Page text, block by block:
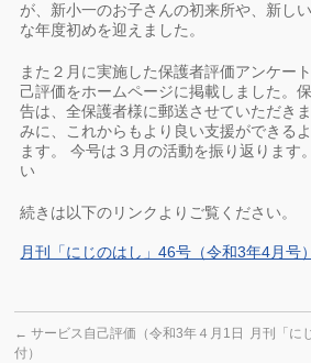
が、新小一のお子さんの初来所や、新し
な年度初めを迎えました。
また２月に実施した保護者評価アンケー
己評価をホームページに掲載しました。
告は、全保護者様に郵送させていただき
みに、これからもより良い支援ができる
ます。 今号は３月の活動を振り返ります
い
続きは以下のリンクよりご覧ください。
月刊「にじのはし」46号（令和3年4月号）
← サービス自己評価（令和3年４月1日
付）
月刊「に